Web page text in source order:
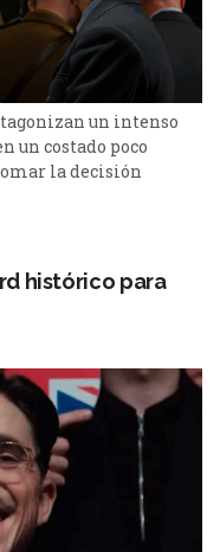
un intenso
un costado poco
la decisión
el destino de
de décadas de
uno...
histórico para